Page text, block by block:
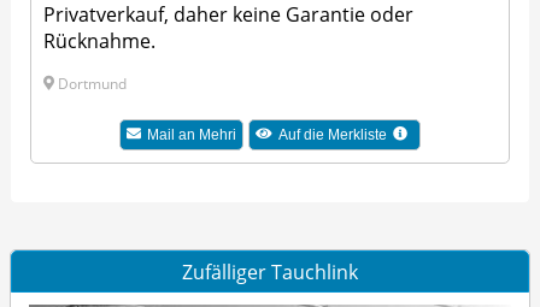
Privatverkauf, daher keine Garantie oder
Rücknahme.
Dortmund
Mail an Mehri Auf die Merkliste
Zufälliger Tauchlink